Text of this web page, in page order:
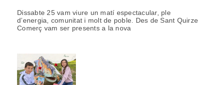
Dissabte 25 vam viure un matí espectacular, ple
d’energia, comunitat i molt de poble. Des de Sant Quirze
Comerç vam ser presents a la nova